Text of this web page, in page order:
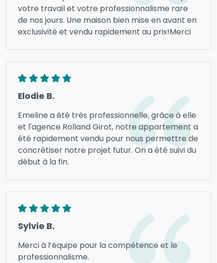
votre travail et votre professionnalisme rare
de nos jours. Une maison bien mise en avant en
exclusivité et vendu rapidement au prix!Merci
Elodie B.
Emeline a été très professionnelle, grâce à elle
et l'agence Rolland Girot, notre appartement a
été rapidement vendu pour nous permettre de
concrétiser notre projet futur. On a été suivi du
début à la fin.
Sylvie B.
Merci à l’équipe pour la compétence et le
professionnalisme.